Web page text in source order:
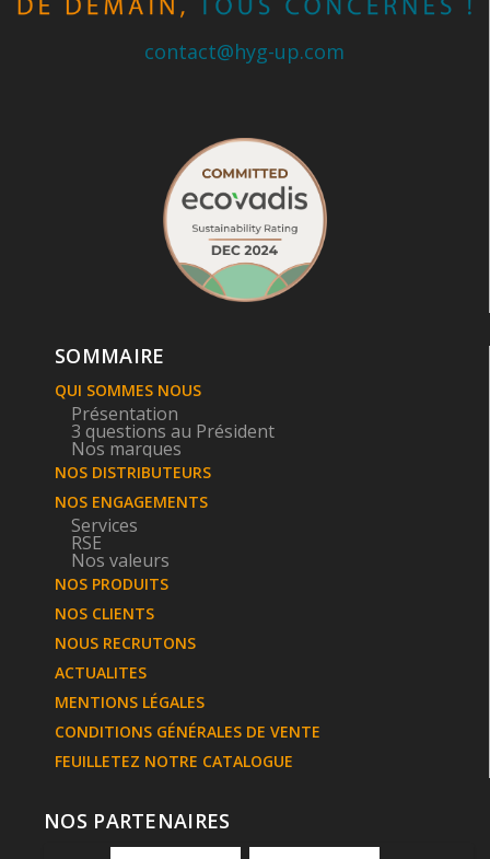
contact@hyg-up.com
SOMMAIRE
QUI SOMMES NOUS
Présentation
3 questions au Président
Nos marques
NOS DISTRIBUTEURS
NOS ENGAGEMENTS
Services
RSE
Nos valeurs
NOS PRODUITS
NOS CLIENTS
NOUS RECRUTONS
ACTUALITES
MENTIONS LÉGALES
CONDITIONS GÉNÉRALES DE VENTE
FEUILLETEZ NOTRE CATALOGUE
NOS PARTENAIRES